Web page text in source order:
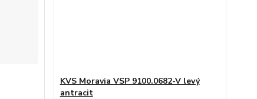
KVS Moravia VSP 9100.0682-V levý
antracit